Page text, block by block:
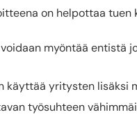
on helpottaa
myöntää entistä
käyttää yritysten lisäksi
työsuhteen